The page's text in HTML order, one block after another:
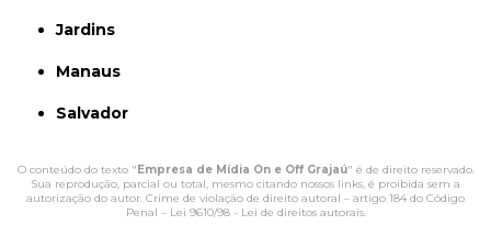
Jardins
Manaus
Salvador
O conteúdo do texto " Empresa de Mídia On e Off Grajaú" é de direito reservado.
Sua reprodução, parcial ou total, mesmo citando nossos links, é proibida sem a
autorização do autor. Crime de violação de direito autoral – artigo 184 do Código
Penal – Lei 9610/98 - Lei de direitos autorais.